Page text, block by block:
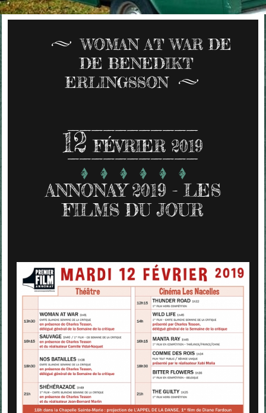
WOMAN AT WAR DE
DE BENEDIKT
ERLINGSSON
12 FÉVRIER 2019
ANNONAY 2019 - LES
FILMS DU JOUR